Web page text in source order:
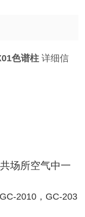
色谱柱 详细信
场所空气中一
2010，GC-203